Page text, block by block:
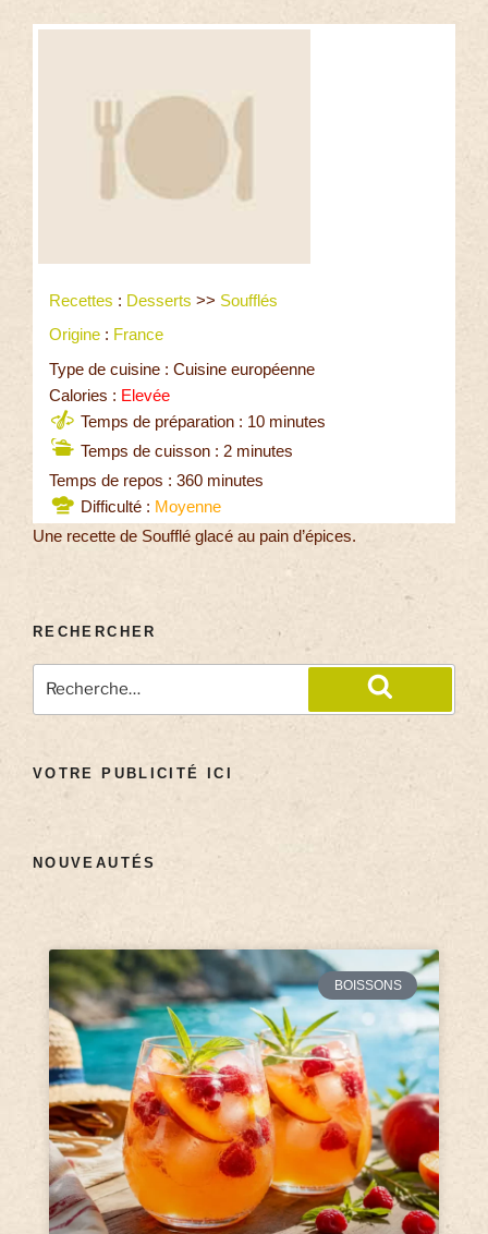
Recettes : Desserts >> Soufflés
Origine : France
Type de cuisine : Cuisine européenne
Calories : Elevée
Temps de préparation : 10 minutes
Temps de cuisson : 2 minutes
Temps de repos : 360 minutes
Difficulté : Moyenne
Une recette de Soufflé glacé au pain d’épices.
RECHERCHER
VOTRE PUBLICITÉ ICI
NOUVEAUTÉS
BOISSONS